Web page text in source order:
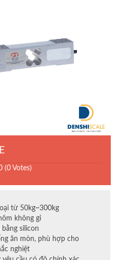
(0 Votes)
từ 50kg~300kg
không gỉ
silicon
ăn mòn, phù hợp cho
nghiệt